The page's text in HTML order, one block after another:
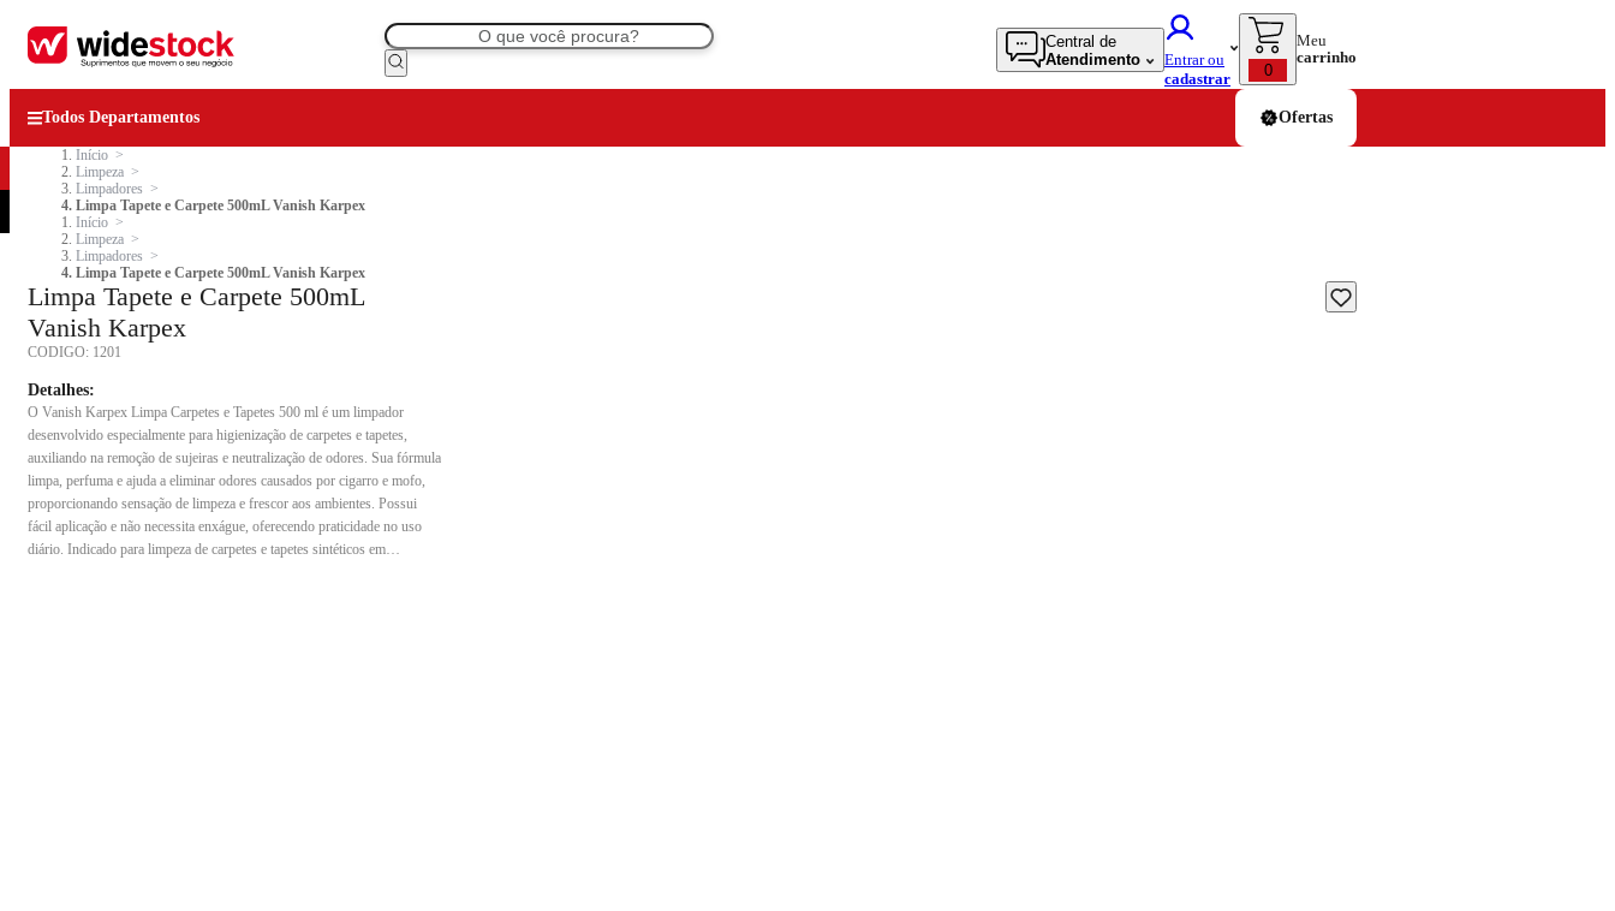
Central de
Atendimento
Entrar ou
cadastrar
0
Meu
carrinho
Todos Departamentos Ofertas
Início
Limpeza
Limpadores
Limpa Tapete e Carpete 500mL Vanish Karpex
Início
Limpeza
Limpadores
Limpa Tapete e Carpete 500mL Vanish Karpex
Limpa Tapete e Carpete 500mL
Vanish Karpex
CODIGO: 1201
Detalhes:
O Vanish Karpex Limpa Carpetes e Tapetes 500 ml é um limpador
desenvolvido especialmente para higienização de carpetes e tapetes,
auxiliando na remoção de sujeiras e neutralização de odores. Sua fórmula
limpa, perfuma e ajuda a eliminar odores causados por cigarro e mofo,
proporcionando sensação de limpeza e frescor aos ambientes. Possui
fácil aplicação e não necessita enxágue, oferecendo praticidade no uso
diário. Indicado para limpeza de carpetes e tapetes sintéticos em